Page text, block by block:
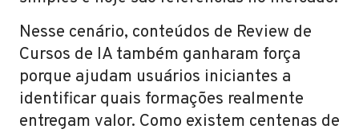
Nesse cenário, conteúdos de Review de
Cursos de IA também ganharam força
porque ajudam usuários iniciantes a
identificar quais formações realmente
entregam valor. Como existem centenas de